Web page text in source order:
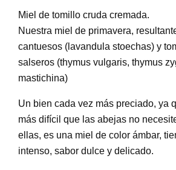
m
a
n
t
d
a
d
Miel de tomillo cruda cremada.
Nuestra miel de primavera,
cantuesos (lavandula stoechas) y
salseros (thymus vulgaris, thymus
mastichina)
Un bien cada vez más preciado, ya
más difícil que las abejas no
ellas, es una miel de color ámbar,
intenso, sabor dulce y delicado.